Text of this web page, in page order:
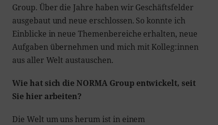
Group. Über die Jahre haben wir Geschäftsfelder
ausgebaut und neue erschlossen. So konnte ich
Einblicke in neue Themenbereiche erhalten, neue
Aufgaben übernehmen und mich mit Kolleg:innen
aus aller Welt austauschen.
Wie hat sich die NORMA Group entwickelt, seit
Sie hier arbeiten?
Die Welt um uns herum ist in einem